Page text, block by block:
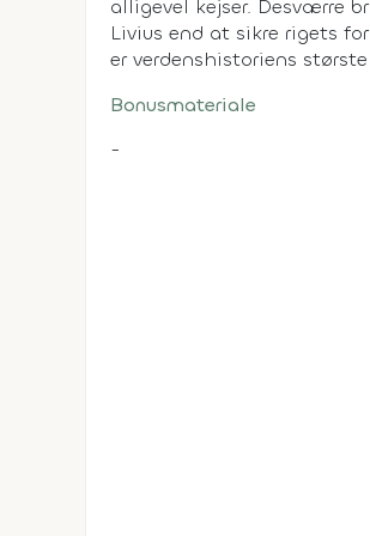
alligevel kejser. Desværre
Livius end at sikre rigets
er verdenshistoriens
Bonusmateriale
-